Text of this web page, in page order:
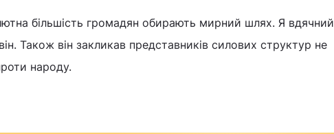
більшість громадян обирають мирний шлях. Я вдячний
Також він закликав представників силових структур не
народу.